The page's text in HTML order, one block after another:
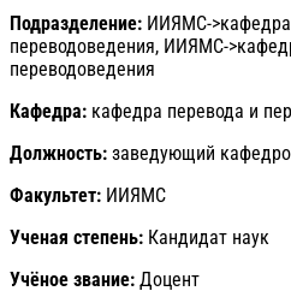
Подразделение: ИИЯМС-
переводоведения, ИИЯМС-
переводоведения
Кафедра: кафедра перевода и
Должность: заведующий
Факультет: ИИЯМС
Ученая степень: Кандидат наук
Учёное звание: Доцент